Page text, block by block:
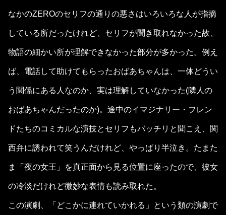
なかのZEROのセリフの通りの悪さはいろいろな人が指摘
している所だったけれど、セリフが聞き取れなかった故、
物語の細かい所が理解できなかった部分が多かった。例え
ば、電話して助けてもらったおばあちゃんは、一体どうい
う関係にある人なのか、実は理解していなかった(隣人の
おばあちゃんだったのか)。途中のイマジナリー・フレン
ドたちのコミカルな演技とセリフもバッチリと聞こえ、関
西弁に誘われて笑うんだけれど、やっぱり半泣き。たまた
ま「夜の女王」を真正面から見る位置に座ったので、彼女
の冷淡だけれど微妙な表情も読み取れた。
この演劇、「どこかに連れていかれる」という類の演劇で